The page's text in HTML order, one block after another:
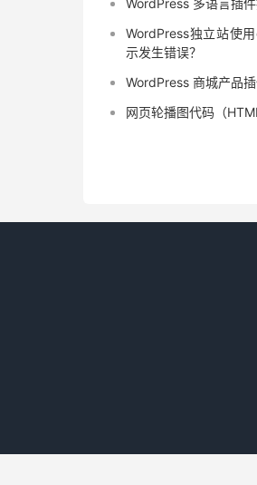
WordPress 多语言插
WordPress独立站使
示发生错误？
WordPress 商城产品插
网页轮播图代码（